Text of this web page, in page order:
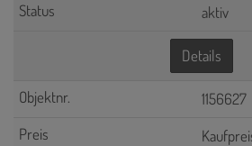
aktiv
Details
1156627